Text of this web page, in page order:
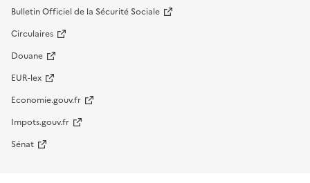
Bulletin Officiel de la Sécurité Sociale
Circulaires
Douane
EUR-lex
Economie.gouv.fr
Impots.gouv.fr
Sénat